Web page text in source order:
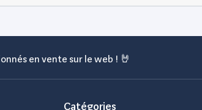
en vente sur le web ! 🤘
Catégories